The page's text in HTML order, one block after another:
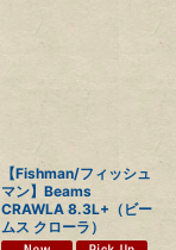
【Fishman/フィッシュ
マン】Beams
CRAWLA 8.3L+（ビー
ムス クローラ）